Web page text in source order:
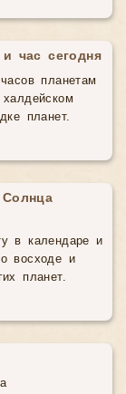
час сегодня
планетам
планет.
в календаре и
восходе и
планет.